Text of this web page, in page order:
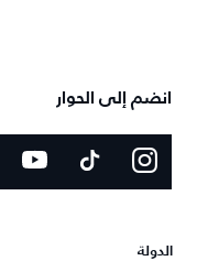
انضم إلى الحوار
الدولة